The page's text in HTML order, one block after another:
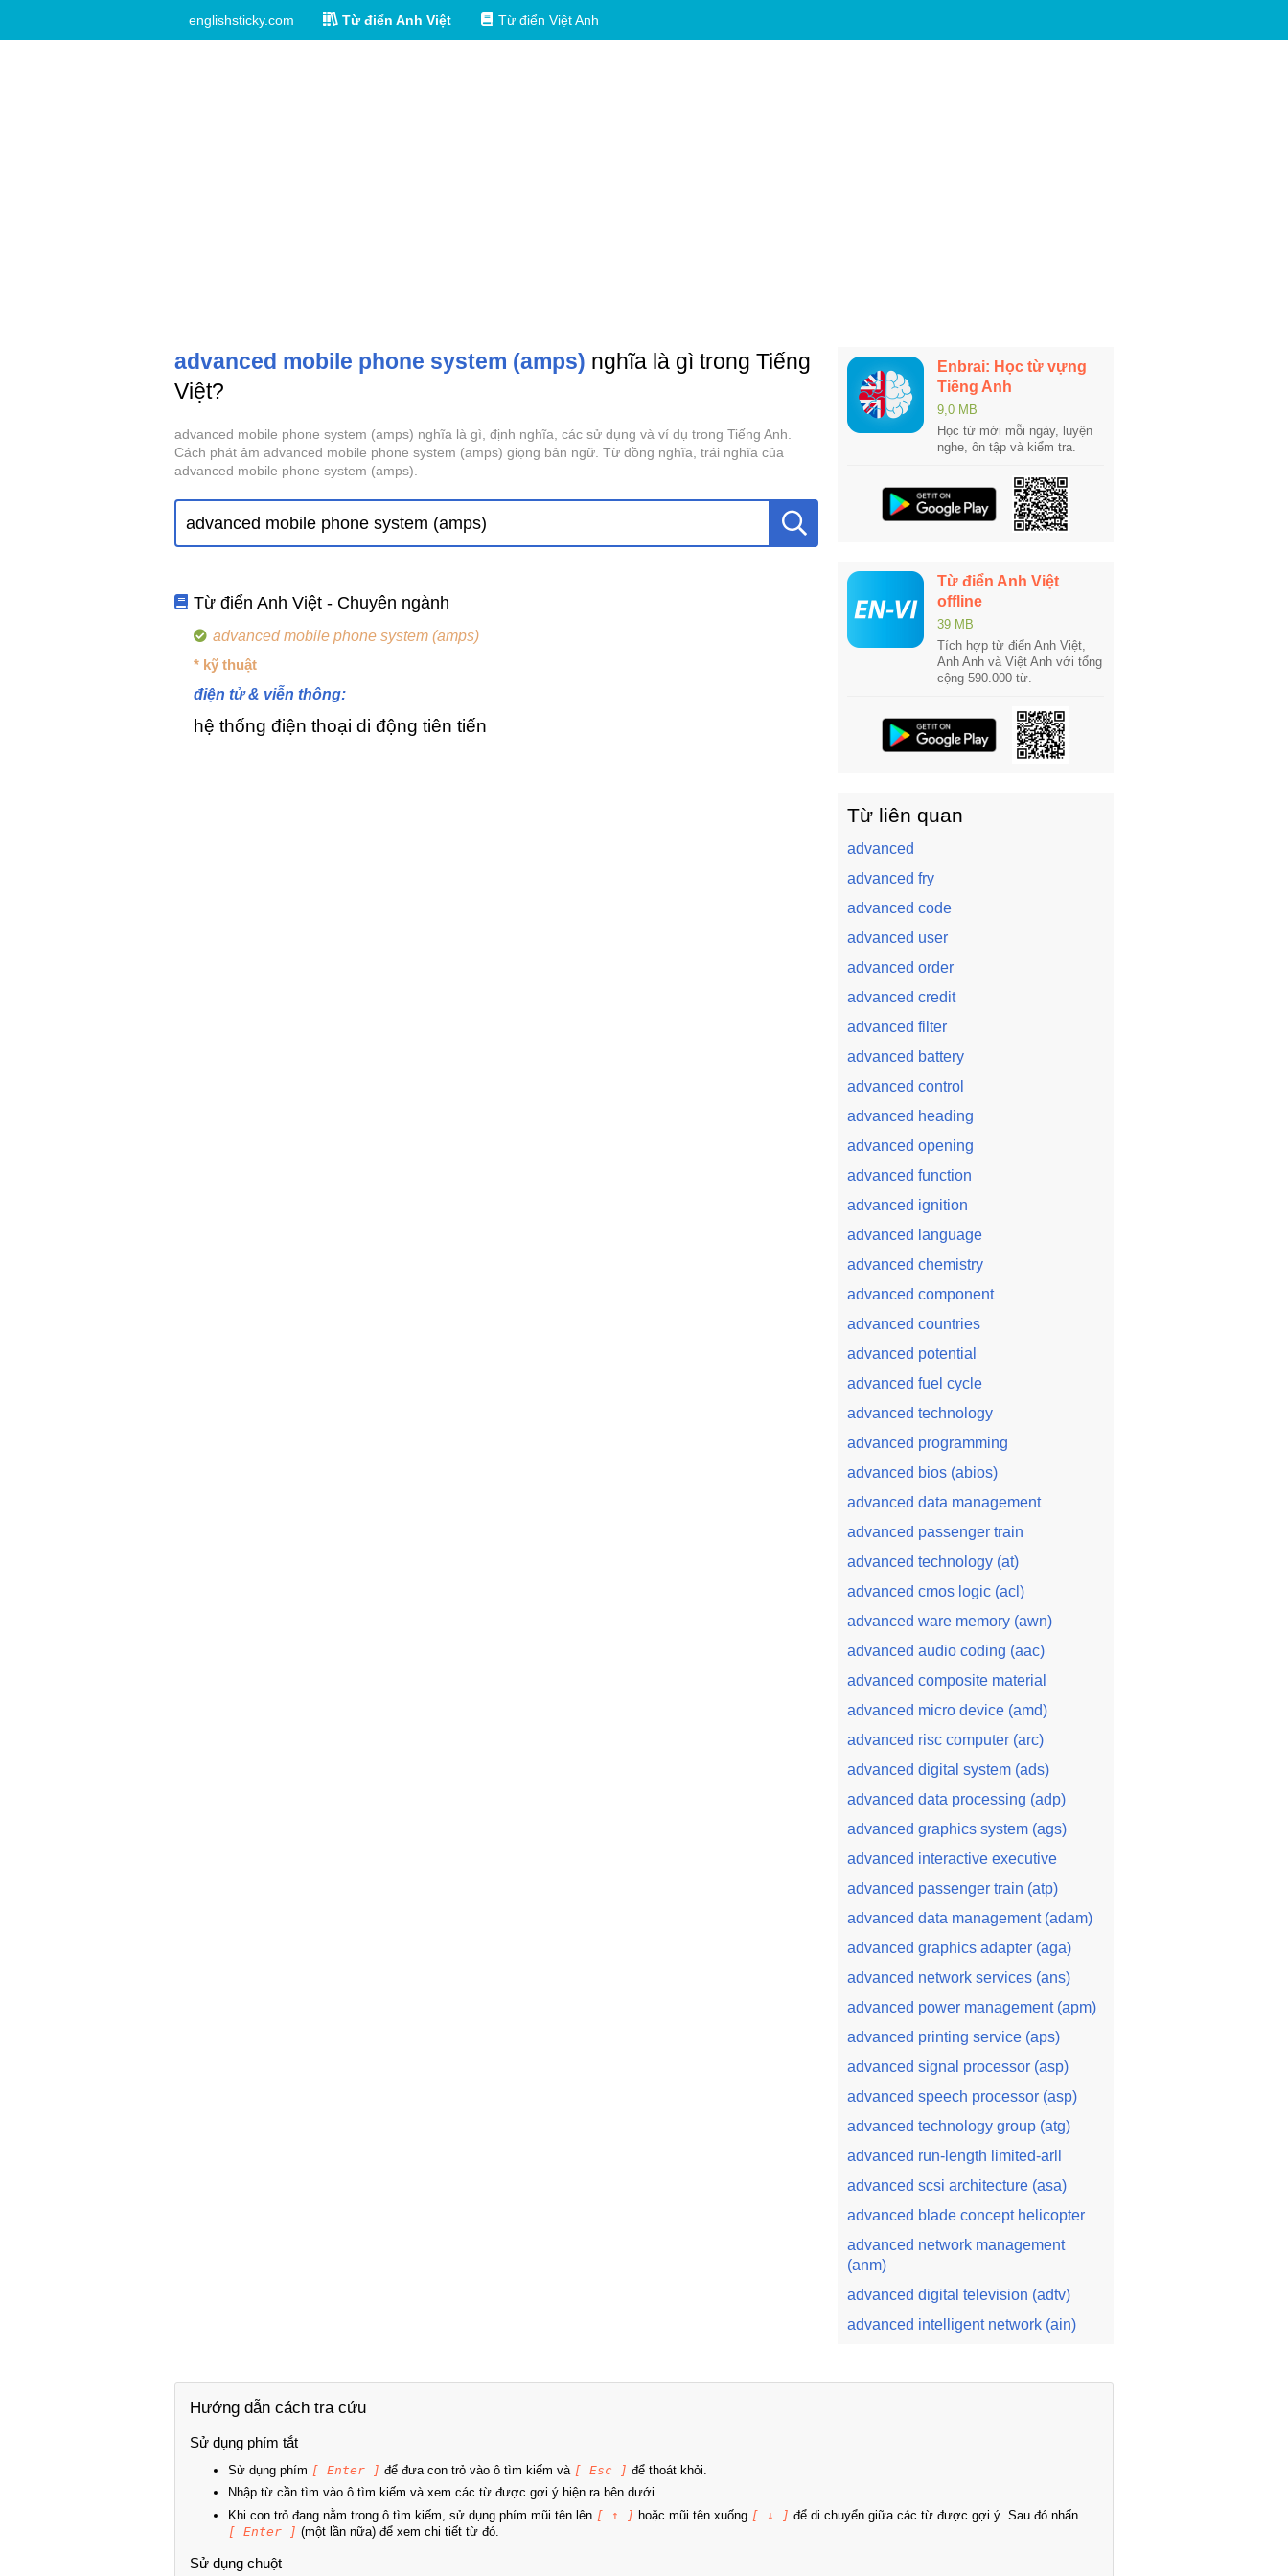
englishsticky.com Từ điển Anh Việt Từ điển Việt Anh
advanced mobile phone system (amps) nghĩa là gì trong Tiếng
Việt?
advanced mobile phone system (amps) nghĩa là gì, định nghĩa, các sử dụng và ví dụ trong Tiếng Anh.
Cách phát âm advanced mobile phone system (amps) giọng bản ngữ. Từ đồng nghĩa, trái nghĩa của
advanced mobile phone system (amps).
Từ điển Anh Việt - Chuyên ngành
advanced mobile phone system (amps)
* kỹ thuật
điện tử & viễn thông:
hệ thống điện thoại di động tiên tiến
Enbrai: Học từ vựng
Tiếng Anh
9,0 MB
Học từ mới mỗi ngày, luyện
nghe, ôn tập và kiểm tra.
Từ điển Anh Việt
offline
39 MB
Tích hợp từ điển Anh Việt,
Anh Anh và Việt Anh với tổng
cộng 590.000 từ.
Từ liên quan
advanced
advanced fry
advanced code
advanced user
advanced order
advanced credit
advanced filter
advanced battery
advanced control
advanced heading
advanced opening
advanced function
advanced ignition
advanced language
advanced chemistry
advanced component
advanced countries
advanced potential
advanced fuel cycle
advanced technology
advanced programming
advanced bios (abios)
advanced data management
advanced passenger train
advanced technology (at)
advanced cmos logic (acl)
advanced ware memory (awn)
advanced audio coding (aac)
advanced composite material
advanced micro device (amd)
advanced risc computer (arc)
advanced digital system (ads)
advanced data processing (adp)
advanced graphics system (ags)
advanced interactive executive
advanced passenger train (atp)
advanced data management (adam)
advanced graphics adapter (aga)
advanced network services (ans)
advanced power management (apm)
advanced printing service (aps)
advanced signal processor (asp)
advanced speech processor (asp)
advanced technology group (atg)
advanced run-length limited-arll
advanced scsi architecture (asa)
advanced blade concept helicopter
advanced network management
(anm)
advanced digital television (adtv)
advanced intelligent network (ain)
Hướng dẫn cách tra cứu
Sử dụng phím tắt
Sử dụng phím [ Enter ] để đưa con trỏ vào ô tìm kiếm và [ Esc ] để thoát khỏi.
Nhập từ cần tìm vào ô tìm kiếm và xem các từ được gợi ý hiện ra bên dưới.
Khi con trỏ đang nằm trong ô tìm kiếm, sử dụng phím mũi tên lên [ ↑ ] hoặc mũi tên xuống [ ↓ ] để di chuyển giữa các từ được gợi ý. Sau đó nhấn
[ Enter ] (một lần nữa) để xem chi tiết từ đó.
Sử dụng chuột